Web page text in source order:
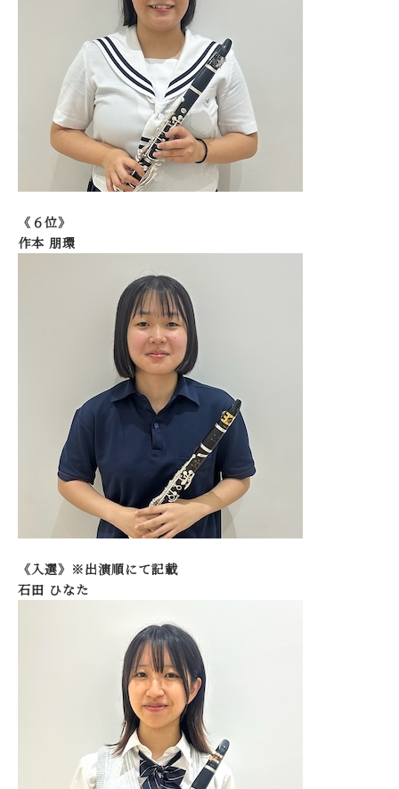
《６位》
作本 朋環
《入選》※出演順にて記載
石田 ひなた